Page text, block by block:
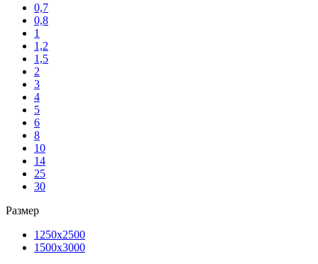
0,7
0,8
1
1,2
1,5
2
3
4
5
6
8
10
14
25
30
Размер
1250х2500
1500х3000